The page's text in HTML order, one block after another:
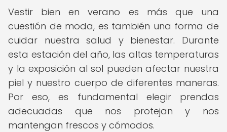
Vestir bien en verano es más que una
cuestión de moda, es también una forma de
cuidar nuestra salud y bienestar. Durante
esta estación del año, las altas temperaturas
y la exposición al sol pueden afectar nuestra
piel y nuestro cuerpo de diferentes maneras.
Por eso, es fundamental elegir prendas
adecuadas que nos protejan y nos
mantengan frescos y cómodos.